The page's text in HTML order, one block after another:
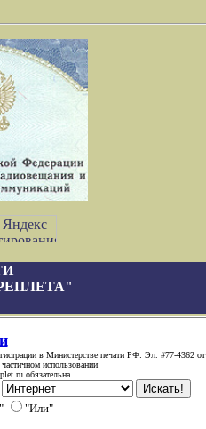
в Министерстве печати РФ: Эл. #77-4362 от
использовании
обязательна.
"Или"